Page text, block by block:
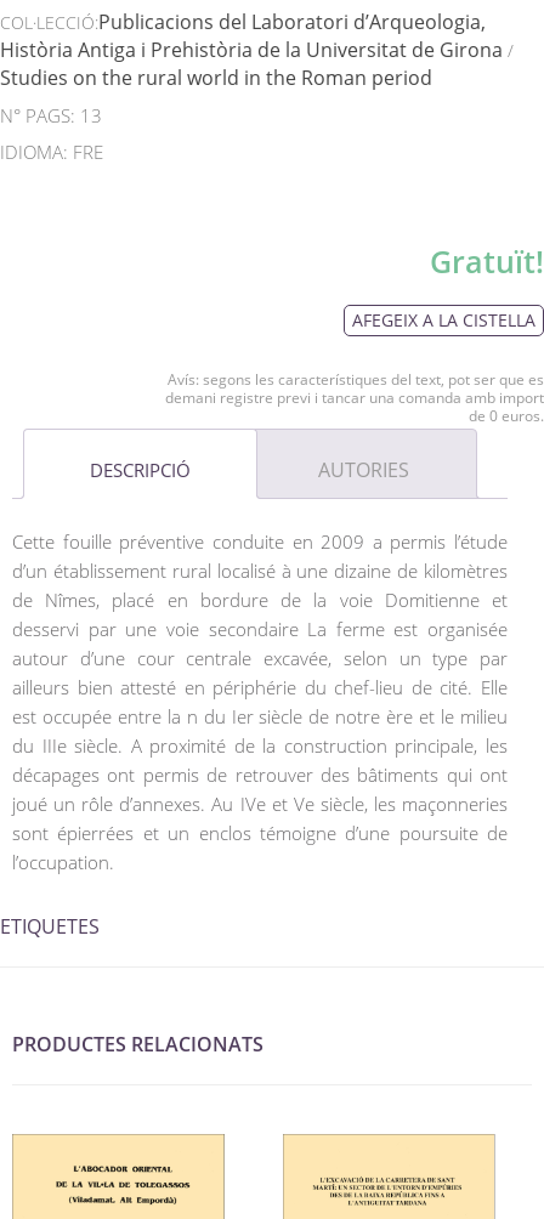
COL·LECCIÓ:Publicacions del Laboratori d’Arqueologia,
Història Antiga i Prehistòria de la Universitat de Girona /
Studies on the rural world in the Roman period
N° PAGS: 13
IDIOMA: FRE
Gratuït!
AFEGEIX A LA CISTELLA
Avís: segons les característiques del text, pot ser que es
demani registre previ i tancar una comanda amb import
de 0 euros.
DESCRIPCIÓ AUTORIES
Cette fouille préventive conduite en 2009 a permis l’étude
d’un établissement rural localisé à une dizaine de kilomètres
de Nîmes, placé en bordure de la voie Domitienne et
desservi par une voie secondaire La ferme est organisée
autour d’une cour centrale excavée, selon un type par
ailleurs bien attesté en périphérie du chef-lieu de cité. Elle
est occupée entre la n du Ier siècle de notre ère et le milieu
du IIIe siècle. A proximité de la construction principale, les
décapages ont permis de retrouver des bâtiments qui ont
joué un rôle d’annexes. Au IVe et Ve siècle, les maçonneries
sont épierrées et un enclos témoigne d’une poursuite de
l’occupation.
ETIQUETES
PRODUCTES RELACIONATS